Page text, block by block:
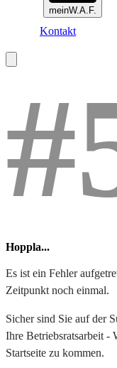
meinW.A.F.
Kontakt
Hoppla...
Es ist ein Fehler
Zeitpunkt noch einmal.
Sicher sind Sie auf der
Ihre Betriebsratsarbeit -
Startseite zu kommen.